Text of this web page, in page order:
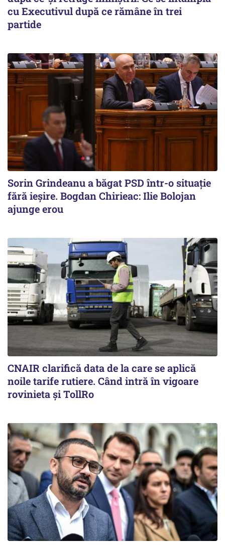
cu Executivul după ce rămâne în trei
partide
Sorin Grindeanu a băgat PSD într-o situație
fără ieșire. Bogdan Chirieac: Ilie Bolojan
ajunge erou
CNAIR clarifică data de la care se aplică
noile tarife rutiere. Când intră în vigoare
rovinieta și TollRo